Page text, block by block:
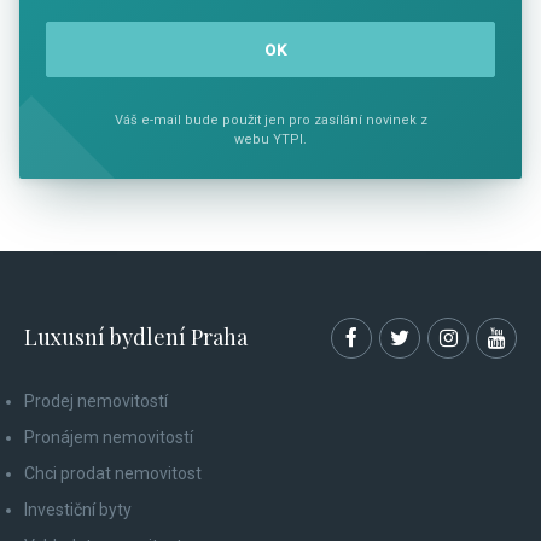
Váš e-mail bude použit jen pro zasílání novinek z
webu YTPI.
Luxusní bydlení Praha
Prodej nemovitostí
Pronájem nemovitostí
Chci prodat nemovitost
Investiční byty